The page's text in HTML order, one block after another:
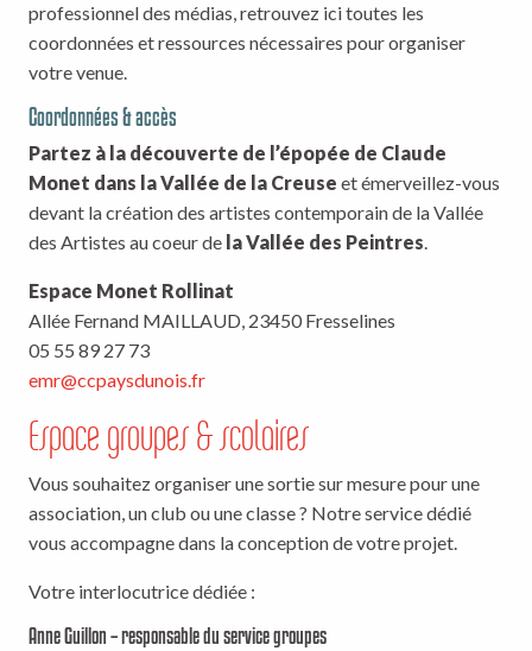
professionnel des médias, retrouvez ici toutes les
coordonnées et ressources nécessaires pour organiser
votre venue.
Coordonnées & accès
Partez à la découverte de l’épopée de Claude
Monet dans la Vallée de la Creuse et émerveillez-vous
devant la création des artistes contemporain de la Vallée
des Artistes au coeur de la Vallée des Peintres.
Espace Monet Rollinat
Allée Fernand MAILLAUD, 23450 Fresselines
05 55 89 27 73
emr@ccpaysdunois.fr
Espace groupes & scolaires
Vous souhaitez organiser une sortie sur mesure pour une
association, un club ou une classe ? Notre service dédié
vous accompagne dans la conception de votre projet.
Votre interlocutrice dédiée :
Anne Guillon – responsable du service groupes